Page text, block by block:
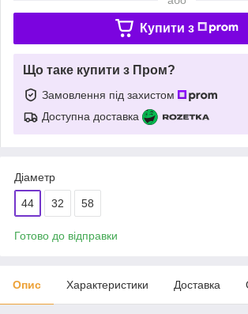
Купити з
Що таке купити з Пром?
Замовлення під захистом
Доступна доставка
Діаметр
44 32 58
Готово до відправки
Опис Характеристики Доставка